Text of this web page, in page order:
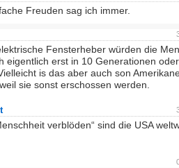
Freuden sag ich immer.
Fensterheber würden die
eigentlich erst in 10 Generationen
is das aber auch son
sie sonst erschossen werden.
verblöden“ sind die USA